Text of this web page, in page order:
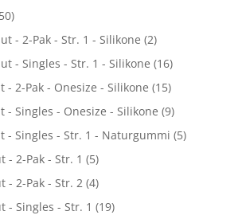
- 2-Pak - Str. 1 - Silikone (2)
- Singles - Str. 1 - Silikone (16)
- 2-Pak - Onesize - Silikone (15)
- Singles - Onesize - Silikone (9)
- Singles - Str. 1 - Naturgummi (5)
- 2-Pak - Str. 1 (5)
- 2-Pak - Str. 2 (4)
- Singles - Str. 1 (19)